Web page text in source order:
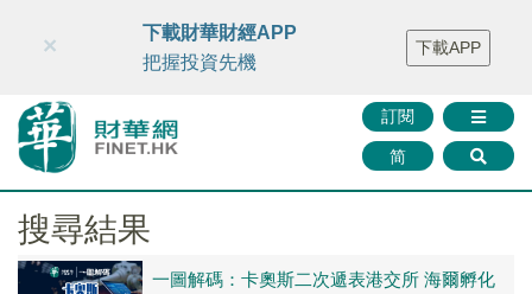
財華智庫網 FINTV FINMETA 財華證券 媒體矩陣
智庫沙龍
聯絡我們
訂閱
简
×
下載財華財經APP
把握投資先機
下載APP
搜尋結果
一圖解碼：卡奧斯二次遞表港交所 海爾孵化